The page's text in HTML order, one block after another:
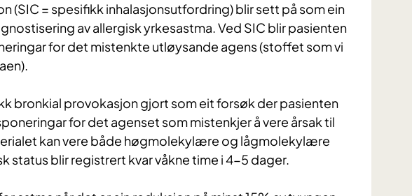
(SIC = spesifikk inhalasjonsutfordring) blir sett på som ein
av allergisk yrkesastma. Ved SIC blir pasienten
for det mistenkte utløysande agens (stoffet som vi
bronkial provokasjon gjort som eit forsøk der pasienten
for det agenset som mistenkjer å vere årsak til
kan vere både høgmolekylære og lågmolekylære
status blir registrert kvar våkne time i 4-5 dager.